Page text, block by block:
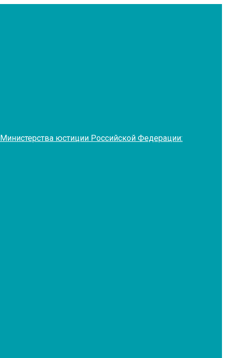
юстиции Российской Федерации: